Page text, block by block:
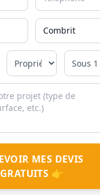
MES DEVIS
GRATUITS 👉